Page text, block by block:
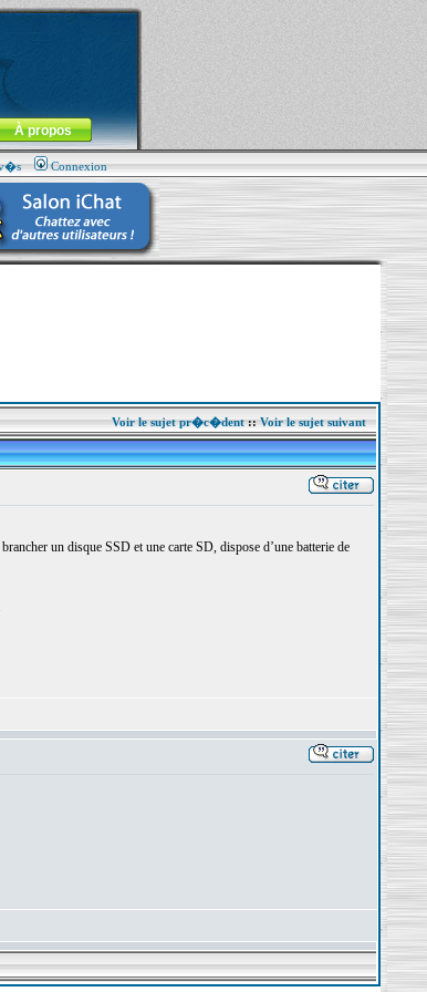
À propos
Connexion
Voir le sujet pr�c�dent::Voir le sujet suivant
un disque SSD et une carte SD, dispose d’une batterie de